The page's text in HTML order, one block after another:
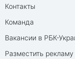
Контакты
Команда
Вакансии в РБК-
Разместить рекламу